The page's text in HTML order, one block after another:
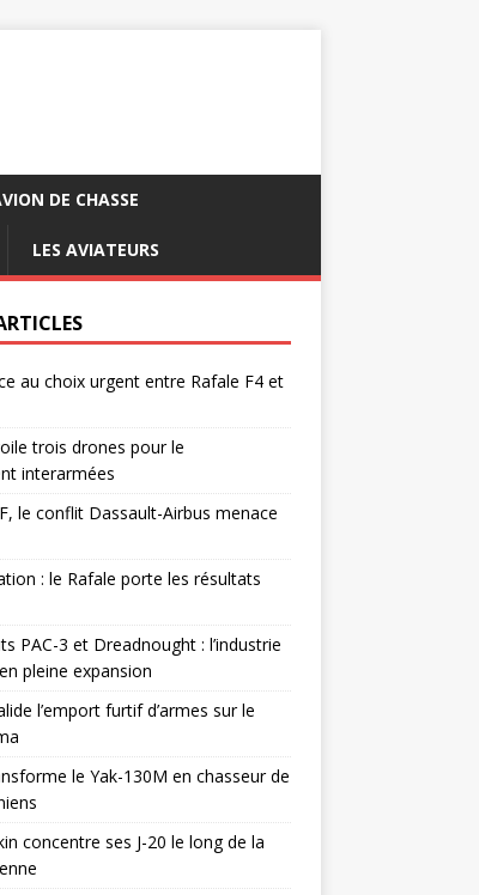
DE CHASSE
LES AVIATEURS
au choix urgent entre Rafale F4 et
trois drones pour le
interarmées
le conflit Dassault-Airbus menace
: le Rafale porte les résultats
PAC-3 et Dreadnought : l’industrie
pleine expansion
l’emport furtif d’armes sur le
le Yak-130M en chasseur de
concentre ses J-20 le long de la